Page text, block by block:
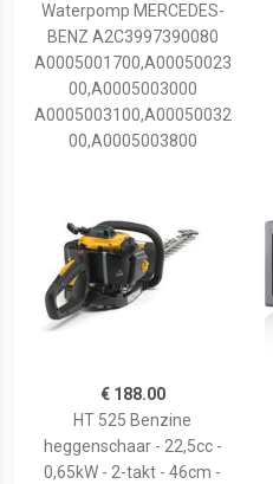
Waterpomp MERCEDES-
BENZ A2C3997390080
A0005001700,A00050023
00,A0005003000
A0005003100,A00050032
00,A0005003800
€ 188.00
HT 525 Benzine
heggenschaar - 22,5cc -
0,65kW - 2-takt - 46cm -